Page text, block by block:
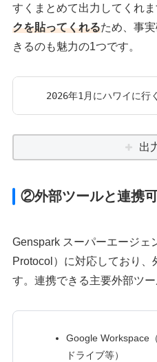
すくまとめて出力してくれ
クを貼ってくれるため、事
きるのも魅力の1つです。
2026年1月にハワイに行
出
②外部ツールと連携
Genspark スーパーエージェ
Protocol）に対応しており
す。連携できる主要外部ツー
Google Workspace
ドライブ等）